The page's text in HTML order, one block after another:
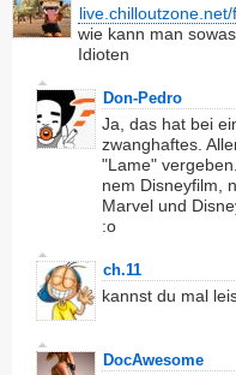
wie kann man
Idioten
Don-Pedro
Ja, das hat bei
zwanghaftes.
"Lame"
nem Disneyfilm,
Marvel und
:o
ch.11
kannst du mal
DocAwesome